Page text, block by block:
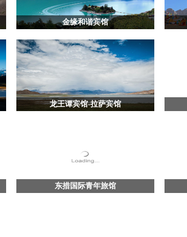
金缘和谐宾馆
龙王谭宾馆-拉萨宾馆
东措国际青年旅馆